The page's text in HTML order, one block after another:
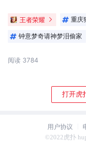
王者荣耀 重庆
钟意梦奇请神梦泪偷家
阅读 3784
打开虎
用户协议
©2022虎扑